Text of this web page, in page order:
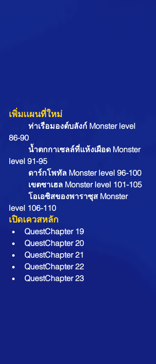
เพิ่มเเผนที่ใหม่
ท่าเรือมองต์บลังก์ Monster level
86-90
level 91-95
	ดาร์กโพทัล Monster level 96-100
	เขตซาเฮล Monster level 101-105
level 106-110
เปิดเควสหลัก
QuestChapter 19
QuestChapter 20
QuestChapter 21
QuestChapter 22
QuestChapter 23